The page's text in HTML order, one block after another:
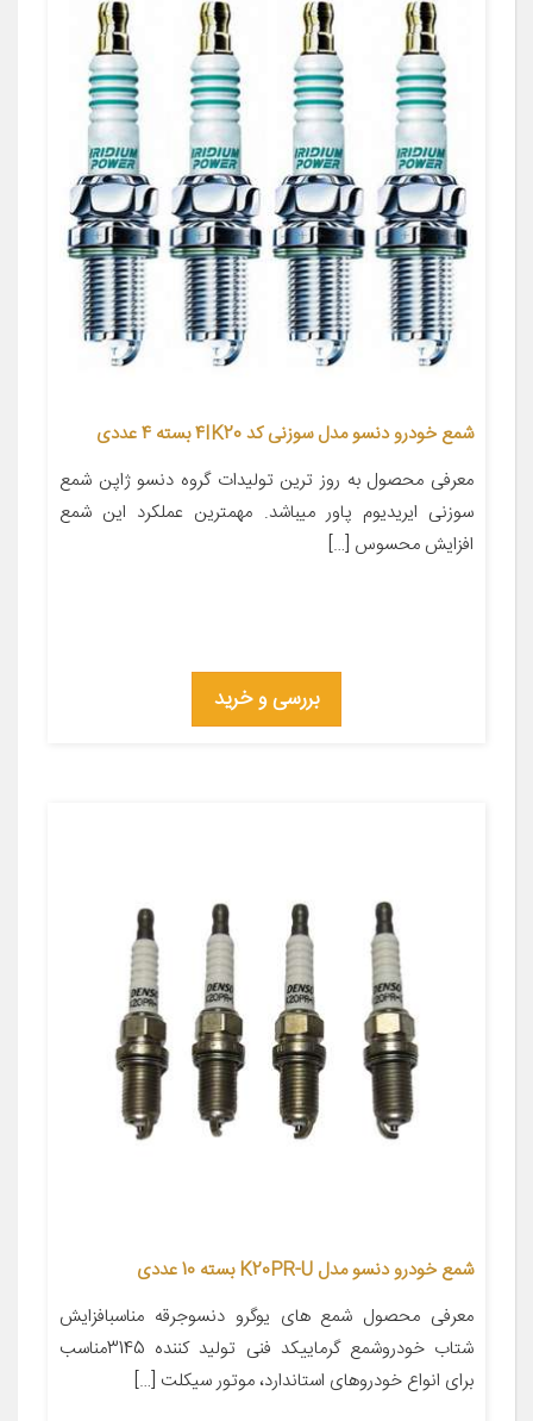
شمع خودرو دنسو مدل سوزنی کد 4IK20 بسته 4 عددی
معرفی محصول به روز ترین تولیدات گروه دنسو ژاپن شمع
سوزنی ایریدیوم پاور میباشد. مهمترین عملکرد این شمع
افزایش محسوس […]
بررسی و خرید
شمع خودرو دنسو مدل K20PR-U بسته 10 عددی
معرفی محصول شمع های یوگرو دنسوجرقه مناسبافزایش
شتاب خودروشمع گرماییکد فنی تولید کننده 3145مناسب
برای انواع خودروهای استاندارد، موتور سیکلت […]